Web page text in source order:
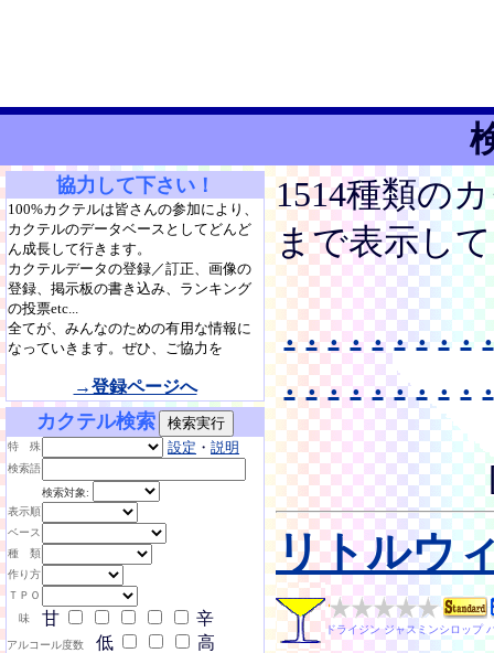
協力して下さい！
100%カクテルは皆さんの参加により、
カクテルのデータベースとしてどんど
ん成長して行きます。
カクテルデータの登録／訂正、画像の
登録、掲示板の書き込み、ランキング
の投票etc...
全てが、みんなのための有用な情報に
なっていきます。ぜひ、ご協力を
→登録ページへ
カクテル検索
特 殊 設定 ・ 説明
検索語
検索対象:
表示順
ベース
種 類
作り方
ＴＰＯ
味
甘 辛
アルコール度数 低
高
1514種類の
まで表示し
. . . . . . . . . .
. . . . . . . . . .
リトルウ
ドライジン ジャスミンシロップ